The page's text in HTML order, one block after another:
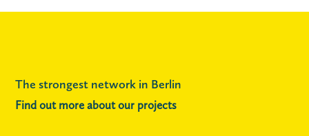
The strongest network in Berlin
Find out more about our projects